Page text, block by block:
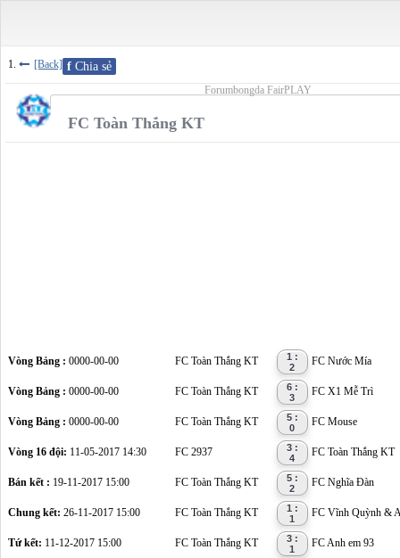
[Back] f Chia sẻ
FC Toàn Thắng KT
Forumbongda FairPLAY
Vòng Bảng : 0000-00-00 FC Toàn Thắng KT
1 :
2
FC Nước Mía
Vòng Bảng : 0000-00-00 FC Toàn Thắng KT
6 :
3
FC X1 Mễ Trì
Vòng Bảng : 0000-00-00 FC Toàn Thắng KT
5 :
0
FC Mouse
Vòng 16 đội: 11-05-2017 14:30 FC 2937
3 :
4
FC Toàn Thắng KT
Bán kết : 19-11-2017 15:00 FC Toàn Thắng KT
5 :
2
FC Nghĩa Đàn
Chung kết: 26-11-2017 15:00 FC Toàn Thắng KT
1 :
1
FC Vĩnh Quỳnh &
Tứ kết: 11-12-2017 15:00 FC Toàn Thắng KT
3 :
1
FC Anh em 93